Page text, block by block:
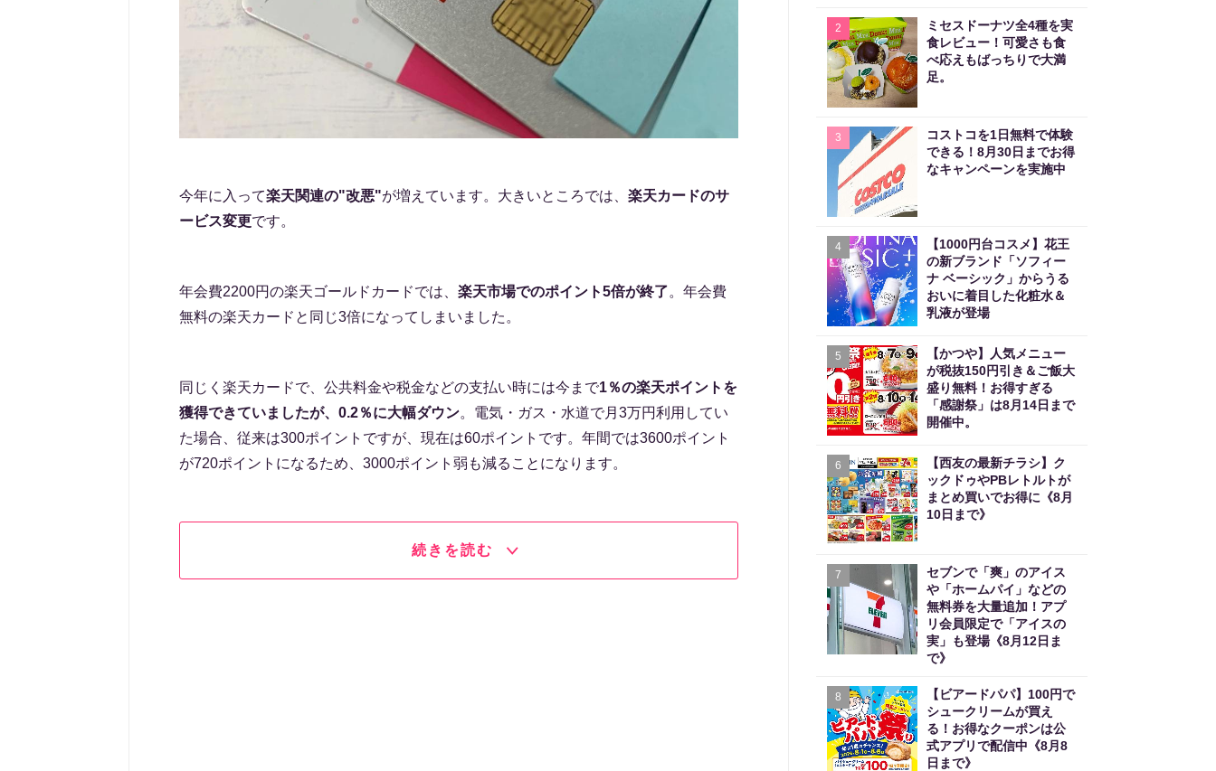
今年に入って楽天関連の"改悪"が増えています。大きいところでは、 楽天カードのサ
ービス変更です。
年会費2200円の楽天ゴールドカードでは、 楽天市場でのポイント5倍が終了。年会費
無料の楽天カードと同じ3倍になってしまいました。
同じく楽天カードで、公共料金や税金などの支払い時には今まで1％の楽天ポイントを
獲得できていましたが、0.2％に大幅ダウン。電気・ガス・水道で月3万円利用してい
た場合、従来は300ポイントですが、現在は60ポイントです。年間では3600ポイント
が720ポイントになるため、3000ポイント弱も減ることになります。
続きを読む
2
ミセスドーナツ全4種を実
食レビュー！可愛さも食
べ応えもばっちりで大満
足。
3
コストコを1日無料で体験
できる！8月30日までお得
なキャンペーンを実施中
4
【1000円台コスメ】花王
の新ブランド「ソフィー
ナ ベーシック」からうる
おいに着目した化粧水＆
乳液が登場
5
【かつや】人気メニュー
が税抜150円引き＆ご飯大
盛り無料！お得すぎる
「感謝祭」は8月14日まで
開催中。
6
【西友の最新チラシ】ク
ックドゥやPBレトルトが
まとめ買いでお得に《8月
10日まで》
7
セブンで「爽」のアイス
や「ホームパイ」などの
無料券を大量追加！アプ
リ会員限定で「アイスの
実」も登場《8月12日ま
で》
8
【ビアードパパ】100円で
シュークリームが買え
る！お得なクーポンは公
式アプリで配信中《8月8
日まで》